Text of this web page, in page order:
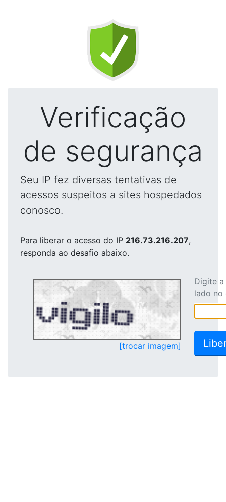
Verificação
de segurança
Seu IP fez diversas tentativas de
acessos suspeitos a sites hospedados
conosco.
Para liberar o acesso do IP 216.73.216.207,
responda ao desafio abaixo.
[trocar imagem]
Digite
lado no